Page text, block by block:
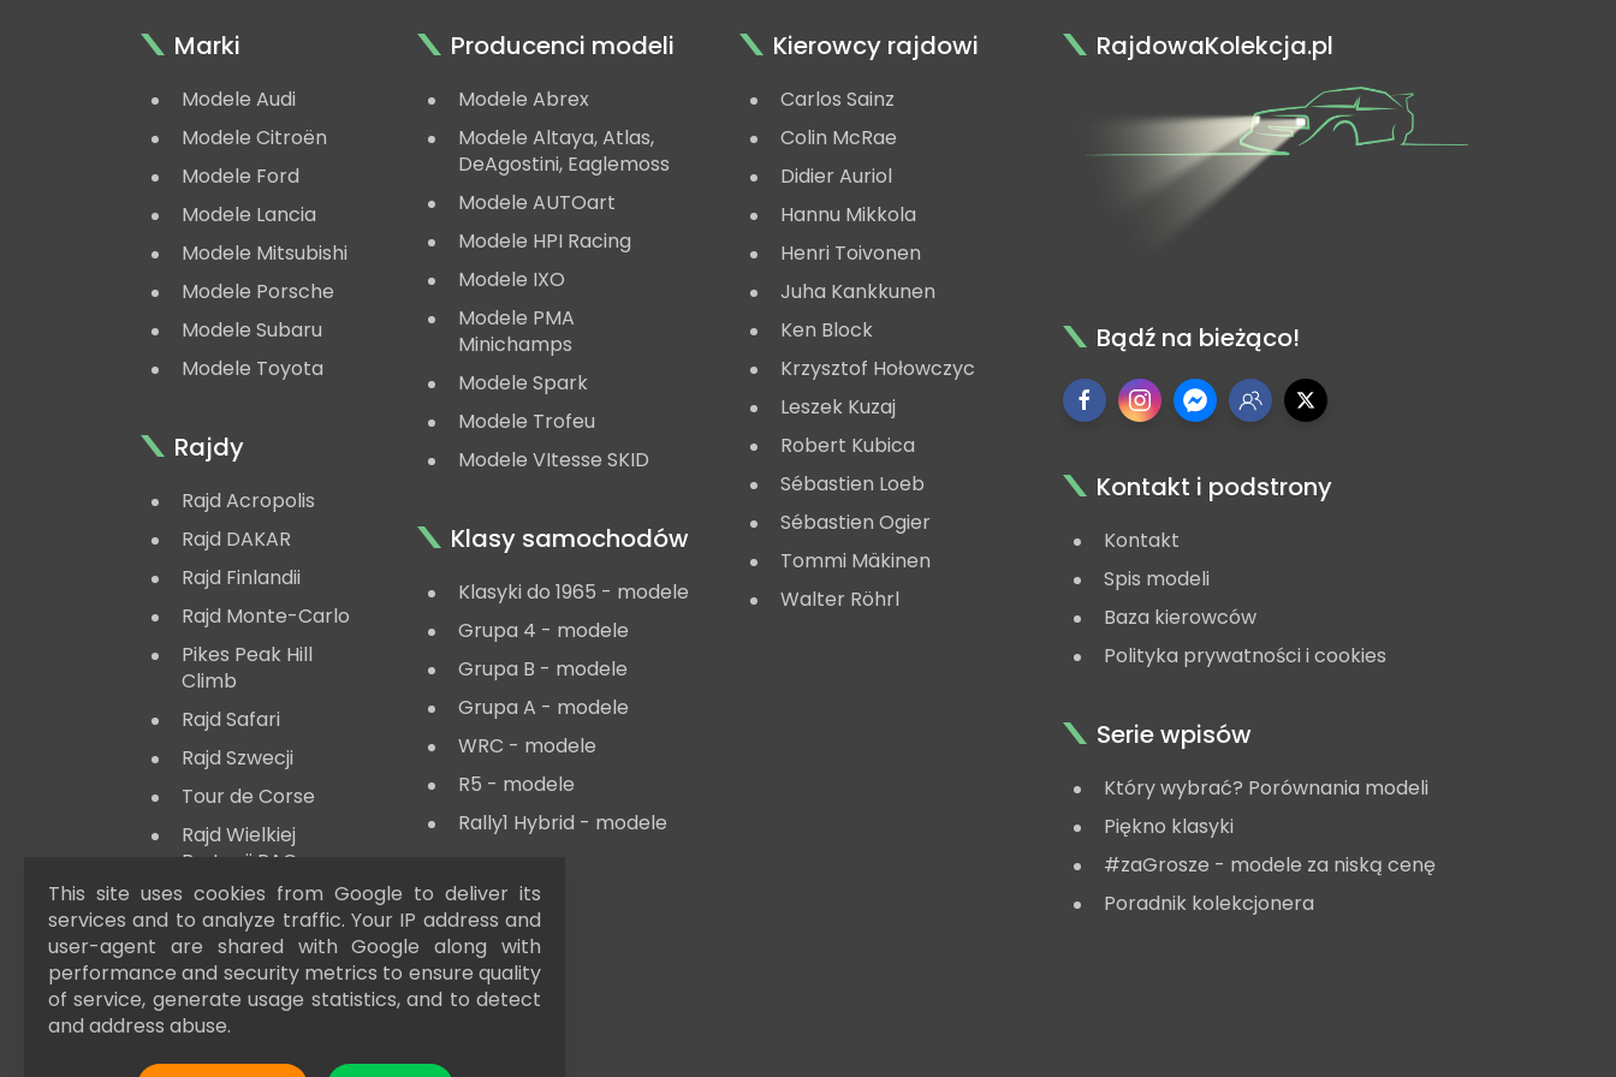
Marki
Modele Audi
Modele Citroën
Modele Ford
Modele Lancia
Modele Mitsubishi
Modele Porsche
Modele Subaru
Modele Toyota
Rajdy
Rajd Acropolis
Rajd DAKAR
Rajd Finlandii
Rajd Monte-Carlo
Pikes Peak Hill
Climb
Rajd Safari
Rajd Szwecji
Tour de Corse
Rajd Wielkiej
Brytanii RAC
Lombard
Producenci modeli
Modele Abrex
Modele Altaya, Atlas,
DeAgostini, Eaglemoss
Modele AUTOart
Modele HPI Racing
Modele IXO
Modele PMA
Minichamps
Modele Spark
Modele Trofeu
Modele VItesse SKID
Klasy samochodów
Klasyki do 1965 - modele
Grupa 4 - modele
Grupa B - modele
Grupa A - modele
WRC - modele
R5 - modele
Rally1 Hybrid - modele
Kierowcy rajdowi
Carlos Sainz
Colin McRae
Didier Auriol
Hannu Mikkola
Henri Toivonen
Juha Kankkunen
Ken Block
Krzysztof Hołowczyc
Leszek Kuzaj
Robert Kubica
Sébastien Loeb
Sébastien Ogier
Tommi Mäkinen
Walter Röhrl
RajdowaKolekcja.pl
Bądź na bieżąco!
Kontakt i podstrony
Kontakt
Spis modeli
Baza kierowców
Polityka prywatności i cookies
Serie wpisów
Który wybrać? Porównania modeli
Piękno klasyki
#zaGrosze - modele za niską cenę
Poradnik kolekcjonera
This site uses cookies from Google to deliver its
services and to analyze traffic. Your IP address and
user-agent are shared with Google along with
performance and security metrics to ensure quality
of service, generate usage statistics, and to detect
and address abuse.